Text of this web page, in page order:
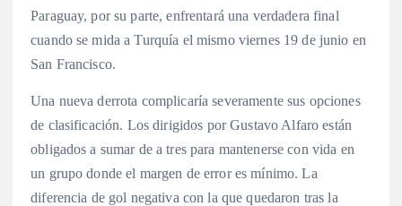
Paraguay, por su parte, enfrentará una verdadera final
cuando se mida a Turquía el mismo viernes 19 de junio en
San Francisco.
Una nueva derrota complicaría severamente sus opciones
de clasificación. Los dirigidos por Gustavo Alfaro están
obligados a sumar de a tres para mantenerse con vida en
un grupo donde el margen de error es mínimo. La
diferencia de gol negativa con la que quedaron tras la